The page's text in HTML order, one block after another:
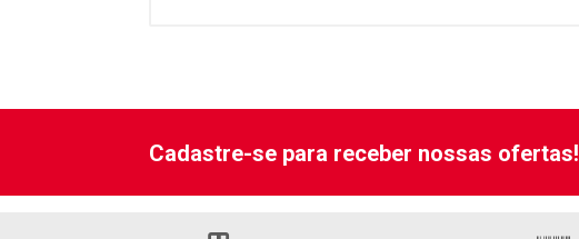
Cadastre-se para receber nossas ofertas!